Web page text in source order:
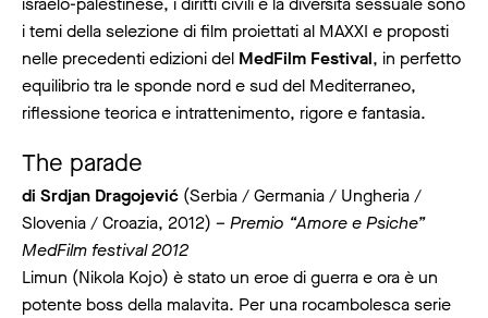
i temi della selezione di film proiettati al MAXXI e proposti
nelle precedenti edizioni del MedFilm Festival, in perfetto
equilibrio tra le sponde nord e sud del Mediterraneo,
riflessione teorica e intrattenimento, rigore e fantasia.
The parade
di Srdjan Dragojević (Serbia / Germania / Ungheria /
Slovenia / Croazia, 2012) – Premio “Amore e Psiche”
MedFilm festival 2012
Limun (Nikola Kojo) è stato un eroe di guerra e ora è un
potente boss della malavita. Per una rocambolesca serie